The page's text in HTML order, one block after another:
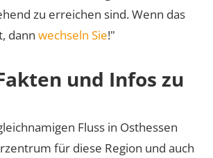
zu erreichen sind. Wenn das
dann wechseln Sie!"
und Infos zu
Fluss in Osthessen
für diese Region und auch